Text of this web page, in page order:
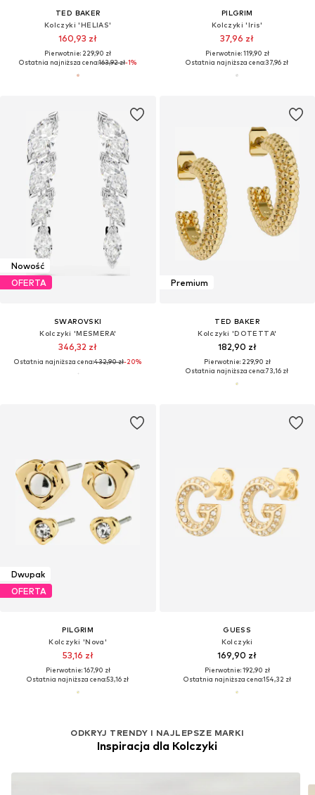
TED BAKER
Kolczyki 'HELIAS'
160,93 zł
Pierwotnie: 229,90 zł
Ostatnia najniższa cena:163,92 zł-1%
PILGRIM
Kolczyki 'Iris'
37,96 zł
Pierwotnie: 119,90 zł
Ostatnia najniższa cena:37,96 zł
Nowość
OFERTA
SWAROVSKI
Kolczyki 'MESMERA'
346,32 zł
Ostatnia najniższa cena:432,90 zł-20%
Premium
TED BAKER
Kolczyki 'DOTETTA'
182,90 zł
Pierwotnie: 229,90 zł
Ostatnia najniższa cena:73,16 zł
Dwupak
OFERTA
PILGRIM
Kolczyki 'Nova'
53,16 zł
Pierwotnie: 167,90 zł
Ostatnia najniższa cena:53,16 zł
GUESS
Kolczyki
169,90 zł
Pierwotnie: 192,90 zł
Ostatnia najniższa cena:154,32 zł
ODKRYJ TRENDY I NAJLEPSZE MARKI
Inspiracja dla Kolczyki